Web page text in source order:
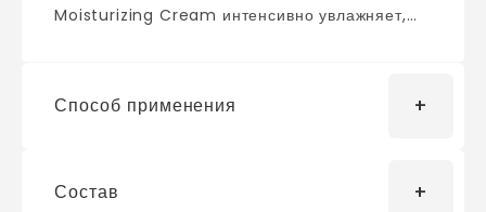
Moisturizing Cream интенсивно увлажняет,
борьбы с первыми признаками старения:
тон. Укрепляет защитный барьер и повышает
Способ применения
после очищения, тонизирования и
Состав